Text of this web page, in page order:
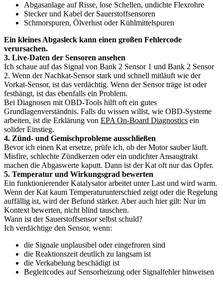
Abgasanlage auf Risse, lose Schellen, undichte Flexrohre
Stecker und Kabel der Sauerstoffsensoren
Schmorspuren, Ölverlust oder Kühlmittelspuren
Ein kleines Abgasleck kann einen großen Fehlercode
verursachen.
3. Live-Daten der Sensoren ansehen
Ich schaue auf das Signal von Bank 2 Sensor 1 und Bank 2 Sensor
2. Wenn der Nachkat-Sensor stark und schnell mitläuft wie der
Vorkat-Sensor, ist das verdächtig. Wenn der Sensor träge ist oder
festhängt, ist das ebenfalls ein Problem.
Bei Diagnosen mit OBD-Tools hilft oft ein gutes
Grundlagenverständnis. Falls du wissen willst, wie OBD-Systeme
arbeiten, ist die Erklärung von EPA On-Board Diagnostics ein
solider Einstieg.
4. Zünd- und Gemischprobleme ausschließen
Bevor ich einen Kat ersetze, prüfe ich, ob der Motor sauber läuft.
Misfire, schlechte Zündkerzen oder ein undichter Ansaugtrakt
machen die Abgaswerte kaputt. Dann ist der Kat oft nur das Opfer.
5. Temperatur und Wirkungsgrad bewerten
Ein funktionierender Katalysator arbeitet unter Last und wird warm.
Wenn der Kat kaum Temperaturunterschied zeigt oder die Regelung
auffällig ist, wird der Befund stärker. Aber auch hier gilt: Nur im
Kontext bewerten, nicht blind tauschen.
Wann ist der Sauerstoffsensor selbst schuld?
Ich verdächtige den Sensor, wenn:
die Signale unplausibel oder eingefroren sind
die Reaktionszeit deutlich zu langsam ist
die Verkabelung beschädigt ist
Begleitcodes auf Sensorheizung oder Signalfehler hinweisen